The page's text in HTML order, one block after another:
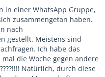
in einer WhatsApp Gruppe,
zusammengetan haben.
nach
gestellt. Meistens sind
Ich habe das
die Woche gegen andere
Natürlich, durch diese